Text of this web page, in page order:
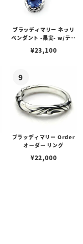
ブラッディマリー ネッリ
ペンダント -果実- w/ティ
¥23,100
ブラッディマリー Order
オーダー リング
¥22,000